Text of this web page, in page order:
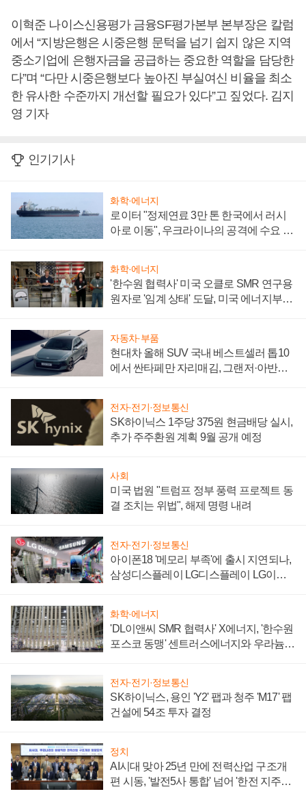
이혁준 나이스신용평가 금융SF평가본부 본부장은 칼럼
에서 “지방은행은 시중은행 문턱을 넘기 쉽지 않은 지역
중소기업에 은행자금을 공급하는 중요한 역할을 담당한
다”며 “다만 시중은행보다 높아진 부실여신 비율을 최소
한 유사한 수준까지 개선할 필요가 있다”고 짚었다. 김지
영 기자
인기기사
화학·에너지
로이터 "정제연료 3만 톤 한국에서 러시
아로 이동", 우크라이나의 공격에 수요 늘
화학·에너지
'한수원 협력사' 미국 오클로 SMR 연구용
원자로 '임계 상태' 도달, 미국 에너지부
자동차·부품
현대차 올해 SUV 국내 베스트셀러 톱10
에서 싼타페만 자리매김, 그랜저·아반떼
전자·전기·정보통신
SK하이닉스 1주당 375원 현금배당 실시,
추가 주주환원 계획 9월 공개 예정
사회
미국 법원 "트럼프 정부 풍력 프로젝트 동
결 조치는 위법", 해제 명령 내려
전자·전기·정보통신
아이폰18 '메모리 부족'에 출시 지연되나,
삼성디스플레이 LG디스플레이 LG이노
화학·에너지
'DL이앤씨 SMR 협력사' X에너지, '한수원
포스코 동맹' 센트러스에너지와 우라늄
전자·전기·정보통신
SK하이닉스, 용인 'Y2' 팹과 청주 'M17' 팹
건설에 54조 투자 결정
정치
AI시대 맞아 25년 만에 전력산업 구조개
편 시동, '발전5사 통합' 넘어 '한전 지주사'